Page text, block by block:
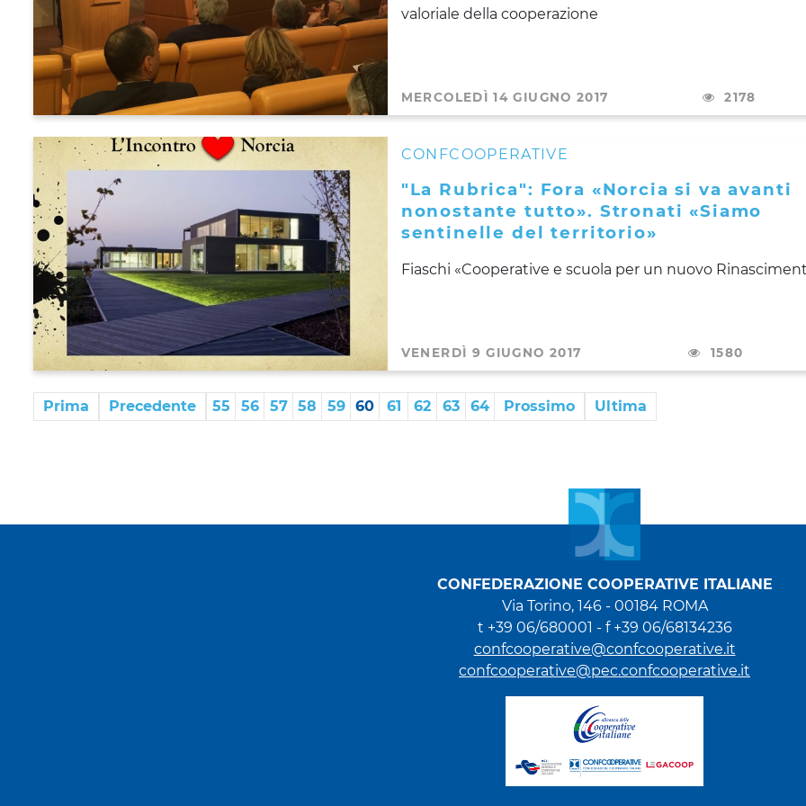
valoriale della cooperazione
MERCOLEDÌ 14 GIUGNO 2017 2178
CONFCOOPERATIVE
"La Rubrica": Fora «Norcia si va avanti
nonostante tutto». Stronati «Siamo
sentinelle del territorio»
Fiaschi «Cooperative e scuola per un nuovo
VENERDÌ 9 GIUGNO 2017 1580
Prima Precedente 55 56 57 58 59 60 61 62 63 64 Prossimo Ultima
CONFEDERAZIONE COOPERATIVE ITALIANE
Via Torino, 146 - 00184 ROMA
t +39 06/680001 - f +39 06/68134236
confcooperative@confcooperative.it
confcooperative@pec.confcooperative.it